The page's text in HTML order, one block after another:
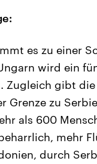
es zu einer
wird ein
Zugleich gibt
Grenze zu
als 600
mehr
durch